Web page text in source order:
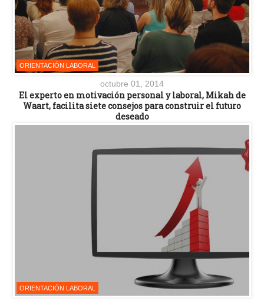
ORIENTACIÓN LABORAL
octubre 01, 2014
El experto en motivación personal y laboral, Mikah de
Waart, facilita siete consejos para construir el futuro
deseado
ORIENTACIÓN LABORAL